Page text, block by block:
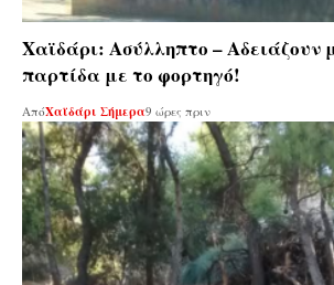
Χαϊδάρι: Ασύλληπτο –
παρτίδα με το φορτηγό!
ΑπόΧαϊδάρι Σήμερα9 ώρες πριν